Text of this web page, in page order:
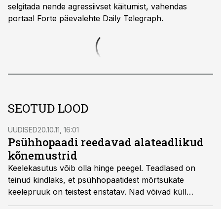
selgitada nende agressiivset käitumist, vahendas
portaal Forte päevalehte Daily Telegraph.
SEOTUD LOOD
UUDISED20.10.11, 16:01
Psühhopaadi reedavad alateadlikud
kõnemustrid
Keelekasutus võib olla hinge peegel. Teadlased on
teinud kindlaks, et psühhopaatidest mõrtsukate
keelepruuk on teistest eristatav. Nad võivad küll
osavalt manipuleerida, kuid kui arvutiga analüüsiti